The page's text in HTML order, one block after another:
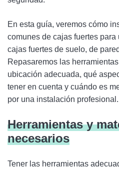
En esta guía, veremos cómo
comunes de cajas fuertes para
cajas fuertes de suelo, de
Repasaremos las
ubicación adecuada, qué
tener en cuenta y cuándo es
por una instalación profesional.
Herramientas y
necesarios
Tener las herramientas